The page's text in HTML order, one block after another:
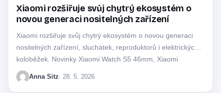
Xiaomi rozšiřuje svůj chytrý ekosystém o
novou generaci nositelných zařízení
Xiaomi rozšiřuje svůj chytrý ekosystém o novou generaci
nositelných zařízení, sluchátek, reproduktorů i elektrických
koloběžek. Novinky Xiaomi Watch S5 46mm, Xiaomi
Smart…
Anna Sitz· 28. 5. 2026